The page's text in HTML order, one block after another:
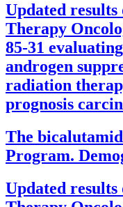
Updated
Therapy
85-31
androgen
radiation
prognosis
The
Program.
Updated